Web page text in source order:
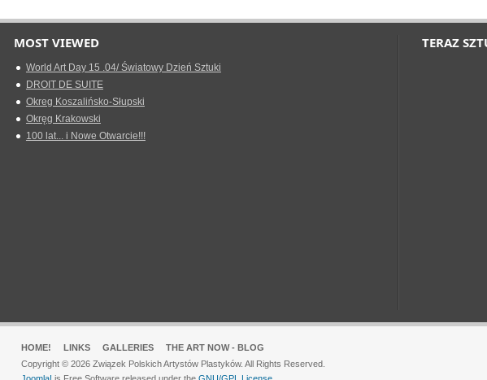
MOST VIEWED
World Art Day 15 .04/ Światowy Dzień Sztuki
DROIT DE SUITE
Okreg Koszalińsko-Słupski
Okręg Krakowski
100 lat... i Nowe Otwarcie!!!
TERAZ
HOME! LINKS GALLERIES
THE ART NOW - BLOG
Copyright © 2026 Związek Polskich Artystów Plastyków. All Rights Reserved.